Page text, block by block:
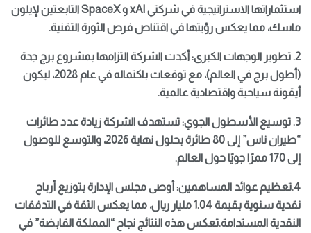
استثماراتها الاستراتيجية في شركتي xAI و SpaceX التابعتين لإيلون
ماسك، مما يعكس رؤيتها في اقتناص فرص الثورة التقنية.
2. تطوير الوجهات الكبرى: أكدت الشركة التزامها بمشروع برج جدة
(أطول برج في العالم)، مع توقعات باكتماله في عام 2028، ليكون
أيقونة سياحية واقتصادية عالمية.
3. توسيع الأسطول الجوي: تستهدف الشركة زيادة عدد طائرات
“طيران ناس” إلى 80 طائرة بحلول نهاية 2026، والتوسع للوصول
إلى 170 ممرًا جويًا حول العالم.
4.تعظيم عوائد المساهمين: أوصى مجلس الإدارة بتوزيع أرباح
نقدية سنوية بقيمة 1.04 مليار ريال، مما يعكس الثقة في التدفقات
النقدية المستدامة.تعكس هذه النتائج نجاح “المملكة القابضة” في